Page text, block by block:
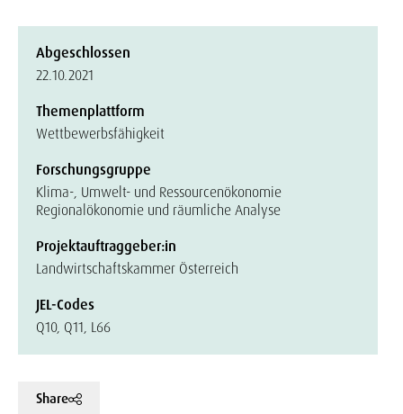
Abgeschlossen
22.10.2021
Themenplattform
Wettbewerbsfähigkeit
Forschungsgruppe
Klima-, Umwelt- und Ressourcenökonomie
Regionalökonomie und räumliche Analyse
Projektauftraggeber:in
Landwirtschaftskammer Österreich
JEL-Codes
Q10, Q11, L66
Share